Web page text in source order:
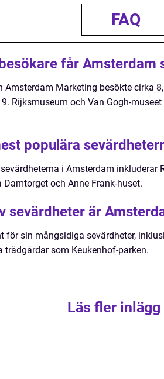
FAQ
får Amsterdam
Amsterdam Marketing besökte cirka
Rijksmuseum och Van Gogh-
populära
i Amsterdam inkluderar
och Anne Frank-huset.
sevärdheter är
för sin mångsidiga sevärdheter,
trädgårdar som Keukenhof-parken.
Läs fler inlägg